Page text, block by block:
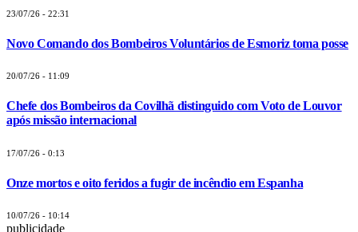
23/07/26 - 22:31
Novo Comando dos Bombeiros Voluntários de Esmoriz toma posse
20/07/26 - 11:09
Chefe dos Bombeiros da Covilhã distinguido com Voto de Louvor
após missão internacional
17/07/26 - 0:13
Onze mortos e oito feridos a fugir de incêndio em Espanha
10/07/26 - 10:14
publicidade